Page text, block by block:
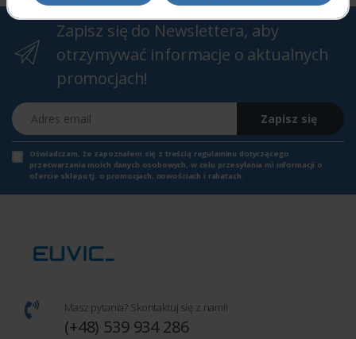
Zapisz się do Newslettera, aby
otrzymywać informacje o aktualnych
promocjach!
Adres email
Zapisz się
Oświadczam, że zapoznałem się z treścią regulaminu dotyczącego
przetwarzania moich danych osobowych, w celu przesyłania mi informacji o
ofercie sklepu tj. o promocjach, nowościach i rabatach.
Masz pytania? Skontaktuj się z nami!
(+48) 539 934 286